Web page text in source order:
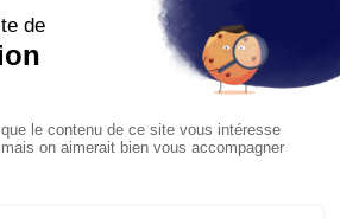
Les reportages d'été 2026 de KTO
La visite pastorale du pape Léon
XIV à Assise à suivre sur KTO le
jeudi 6 août